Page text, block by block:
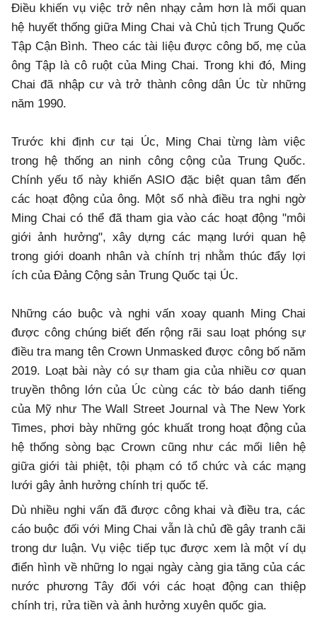
Điều khiến vụ việc trở nên nhạy cảm hơn là mối quan
hệ huyết thống giữa Ming Chai và Chủ tịch Trung Quốc
Tập Cận Bình. Theo các tài liệu được công bố, mẹ của
ông Tập là cô ruột của Ming Chai. Trong khi đó, Ming
Chai đã nhập cư và trở thành công dân Úc từ những
năm 1990.
Trước khi định cư tại Úc, Ming Chai từng làm việc
trong hệ thống an ninh công cộng của Trung Quốc.
Chính yếu tố này khiến ASIO đặc biệt quan tâm đến
các hoạt động của ông. Một số nhà điều tra nghi ngờ
Ming Chai có thể đã tham gia vào các hoạt động "môi
giới ảnh hưởng", xây dựng các mạng lưới quan hệ
trong giới doanh nhân và chính trị nhằm thúc đẩy lợi
ích của Đảng Cộng sản Trung Quốc tại Úc.
Những cáo buộc và nghi vấn xoay quanh Ming Chai
được công chúng biết đến rộng rãi sau loạt phóng sự
điều tra mang tên Crown Unmasked được công bố năm
2019. Loạt bài này có sự tham gia của nhiều cơ quan
truyền thông lớn của Úc cùng các tờ báo danh tiếng
của Mỹ như The Wall Street Journal và The New York
Times, phơi bày những góc khuất trong hoạt động của
hệ thống sòng bạc Crown cũng như các mối liên hệ
giữa giới tài phiệt, tội phạm có tổ chức và các mạng
lưới gây ảnh hưởng chính trị quốc tế.
Dù nhiều nghi vấn đã được công khai và điều tra, các
cáo buộc đối với Ming Chai vẫn là chủ đề gây tranh cãi
trong dư luận. Vụ việc tiếp tục được xem là một ví dụ
điển hình về những lo ngại ngày càng gia tăng của các
nước phương Tây đối với các hoạt động can thiệp
chính trị, rửa tiền và ảnh hưởng xuyên quốc gia.